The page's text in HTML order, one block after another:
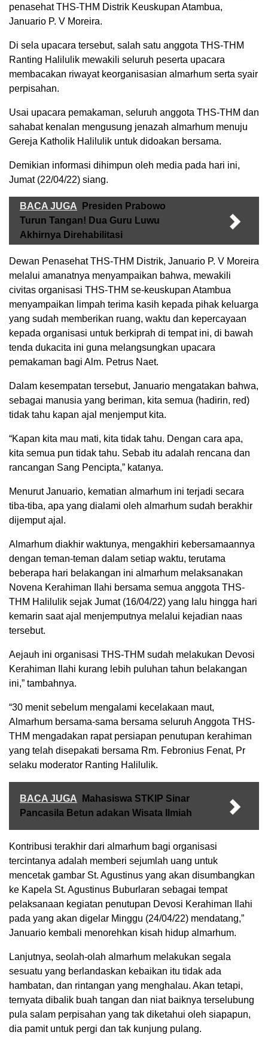
penasehat THS-THM Distrik Keuskupan Atambua,
Januario P. V Moreira.
Di sela upacara tersebut, salah satu anggota THS-THM
Ranting Halilulik mewakili seluruh peserta upacara
membacakan riwayat keorganisasian almarhum serta syair
perpisahan.
Usai upacara pemakaman, seluruh anggota THS-THM dan
sahabat kenalan mengusung jenazah almarhum menuju
Gereja Katholik Halilulik untuk didoakan bersama.
Demikian informasi dihimpun oleh media pada hari ini,
Jumat (22/04/22) siang.
BACA JUGA
Presiden Prabowo
Turun Tangan! Dua Guru Luwu
Akhirnya Direhabilitasi
Dewan Penasehat THS-THM Distrik, Januario P. V Moreira
melalui amanatnya menyampaikan bahwa, mewakili
civitas organisasi THS-THM se-keuskupan Atambua
menyampaikan limpah terima kasih kepada pihak keluarga
yang sudah memberikan ruang, waktu dan kepercayaan
kepada organisasi untuk berkiprah di tempat ini, di bawah
tenda dukacita ini guna melangsungkan upacara
pemakaman bagi Alm. Petrus Naet.
Dalam kesempatan tersebut, Januario mengatakan bahwa,
sebagai manusia yang beriman, kita semua (hadirin, red)
tidak tahu kapan ajal menjemput kita.
“Kapan kita mau mati, kita tidak tahu. Dengan cara apa,
kita semua pun tidak tahu. Sebab itu adalah rencana dan
rancangan Sang Pencipta,” katanya.
Menurut Januario, kematian almarhum ini terjadi secara
tiba-tiba, apa yang dialami oleh almarhum sudah berakhir
dijemput ajal.
Almarhum diakhir waktunya, mengakhiri kebersamaannya
dengan teman-teman dalam setiap waktu, terutama
beberapa hari belakangan ini almarhum melaksanakan
Novena Kerahiman Ilahi bersama semua anggota THS-
THM Halilulik sejak Jumat (16/04/22) yang lalu hingga hari
kemarin saat ajal menjemputnya melalui kejadian naas
tersebut.
Aejauh ini organisasi THS-THM sudah melakukan Devosi
Kerahiman Ilahi kurang lebih puluhan tahun belakangan
ini,” tambahnya.
“30 menit sebelum mengalami kecelakaan maut,
Almarhum bersama-sama bersama seluruh Anggota THS-
THM mengadakan rapat persiapan penutupan kerahiman
yang telah disepakati bersama Rm. Febronius Fenat, Pr
selaku moderator Ranting Halilulik.
BACA JUGA
Mahasiswa STKIP Sinar
Pancasila Betun adakan Wisata Ilmiah
Kontribusi terakhir dari almarhum bagi organisasi
tercintanya adalah memberi sejumlah uang untuk
mencetak gambar St. Agustinus yang akan disumbangkan
ke Kapela St. Agustinus Buburlaran sebagai tempat
pelaksanaan kegiatan penutupan Devosi Kerahiman Ilahi
pada yang akan digelar Minggu (24/04/22) mendatang,”
Januario kembali menorehkan kisah hidup almarhum.
Lanjutnya, seolah-olah almarhum melakukan segala
sesuatu yang berlandaskan kebaikan itu tidak ada
hambatan, dan rintangan yang menghalau. Akan tetapi,
ternyata dibalik buah tangan dan niat baiknya terselubung
pula salam perpisahan yang tak diketahui oleh siapapun,
dia pamit untuk pergi dan tak kunjung pulang.